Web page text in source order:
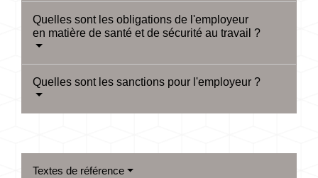
Quelles sont les obligations de l'employeur
en matière de santé et de sécurité au travail ?
Quelles sont les sanctions pour l'employeur ?
Textes de référence